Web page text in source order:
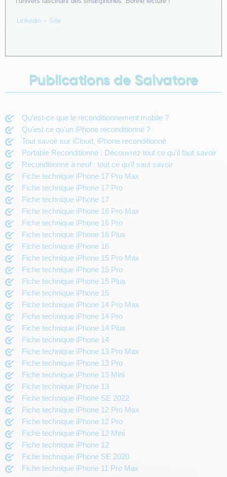
Linkedin - Site
Publications de Salvatore
Qu’est-ce que le reconditionnement mobile ?
Qu’est ce qu’un iPhone reconditionné ?
Tout savoir sur iCloud, iPhone reconditionné
Portable Reconditionné : Découvrez tout ce qu'il faut savoir
Reconditionné à neuf : tout ce qu'il saut savoir
Fiche technique iPhone 17 Pro Max
Fiche technique iPhone 17 Pro
Fiche technique iPhone 17
Fiche technique iPhone 16 Pro Max
Fiche technique iPhone 16 Pro
Fiche technique iPhone 16 Plus
Fiche technique iPhone 16
Fiche technique iPhone 15 Pro Max
Fiche technique iPhone 15 Pro
Fiche technique iPhone 15 Plus
Fiche technique iPhone 15
Fiche technique iPhone 14 Pro Max
Fiche technique iPhone 14 Pro
Fiche technique iPhone 14 Plus
Fiche technique iPhone 14
Fiche technique iPhone 13 Pro Max
Fiche technique iPhone 13 Pro
Fiche technique iPhone 13 Mini
Fiche technique iPhone 13
Fiche technique iPhone SE 2022
Fiche technique iPhone 12 Pro Max
Fiche technique iPhone 12 Pro
Fiche technique iPhone 12 Mini
Fiche technique iPhone 12
Fiche technique iPhone SE 2020
Fiche technique iPhone 11 Pro Max